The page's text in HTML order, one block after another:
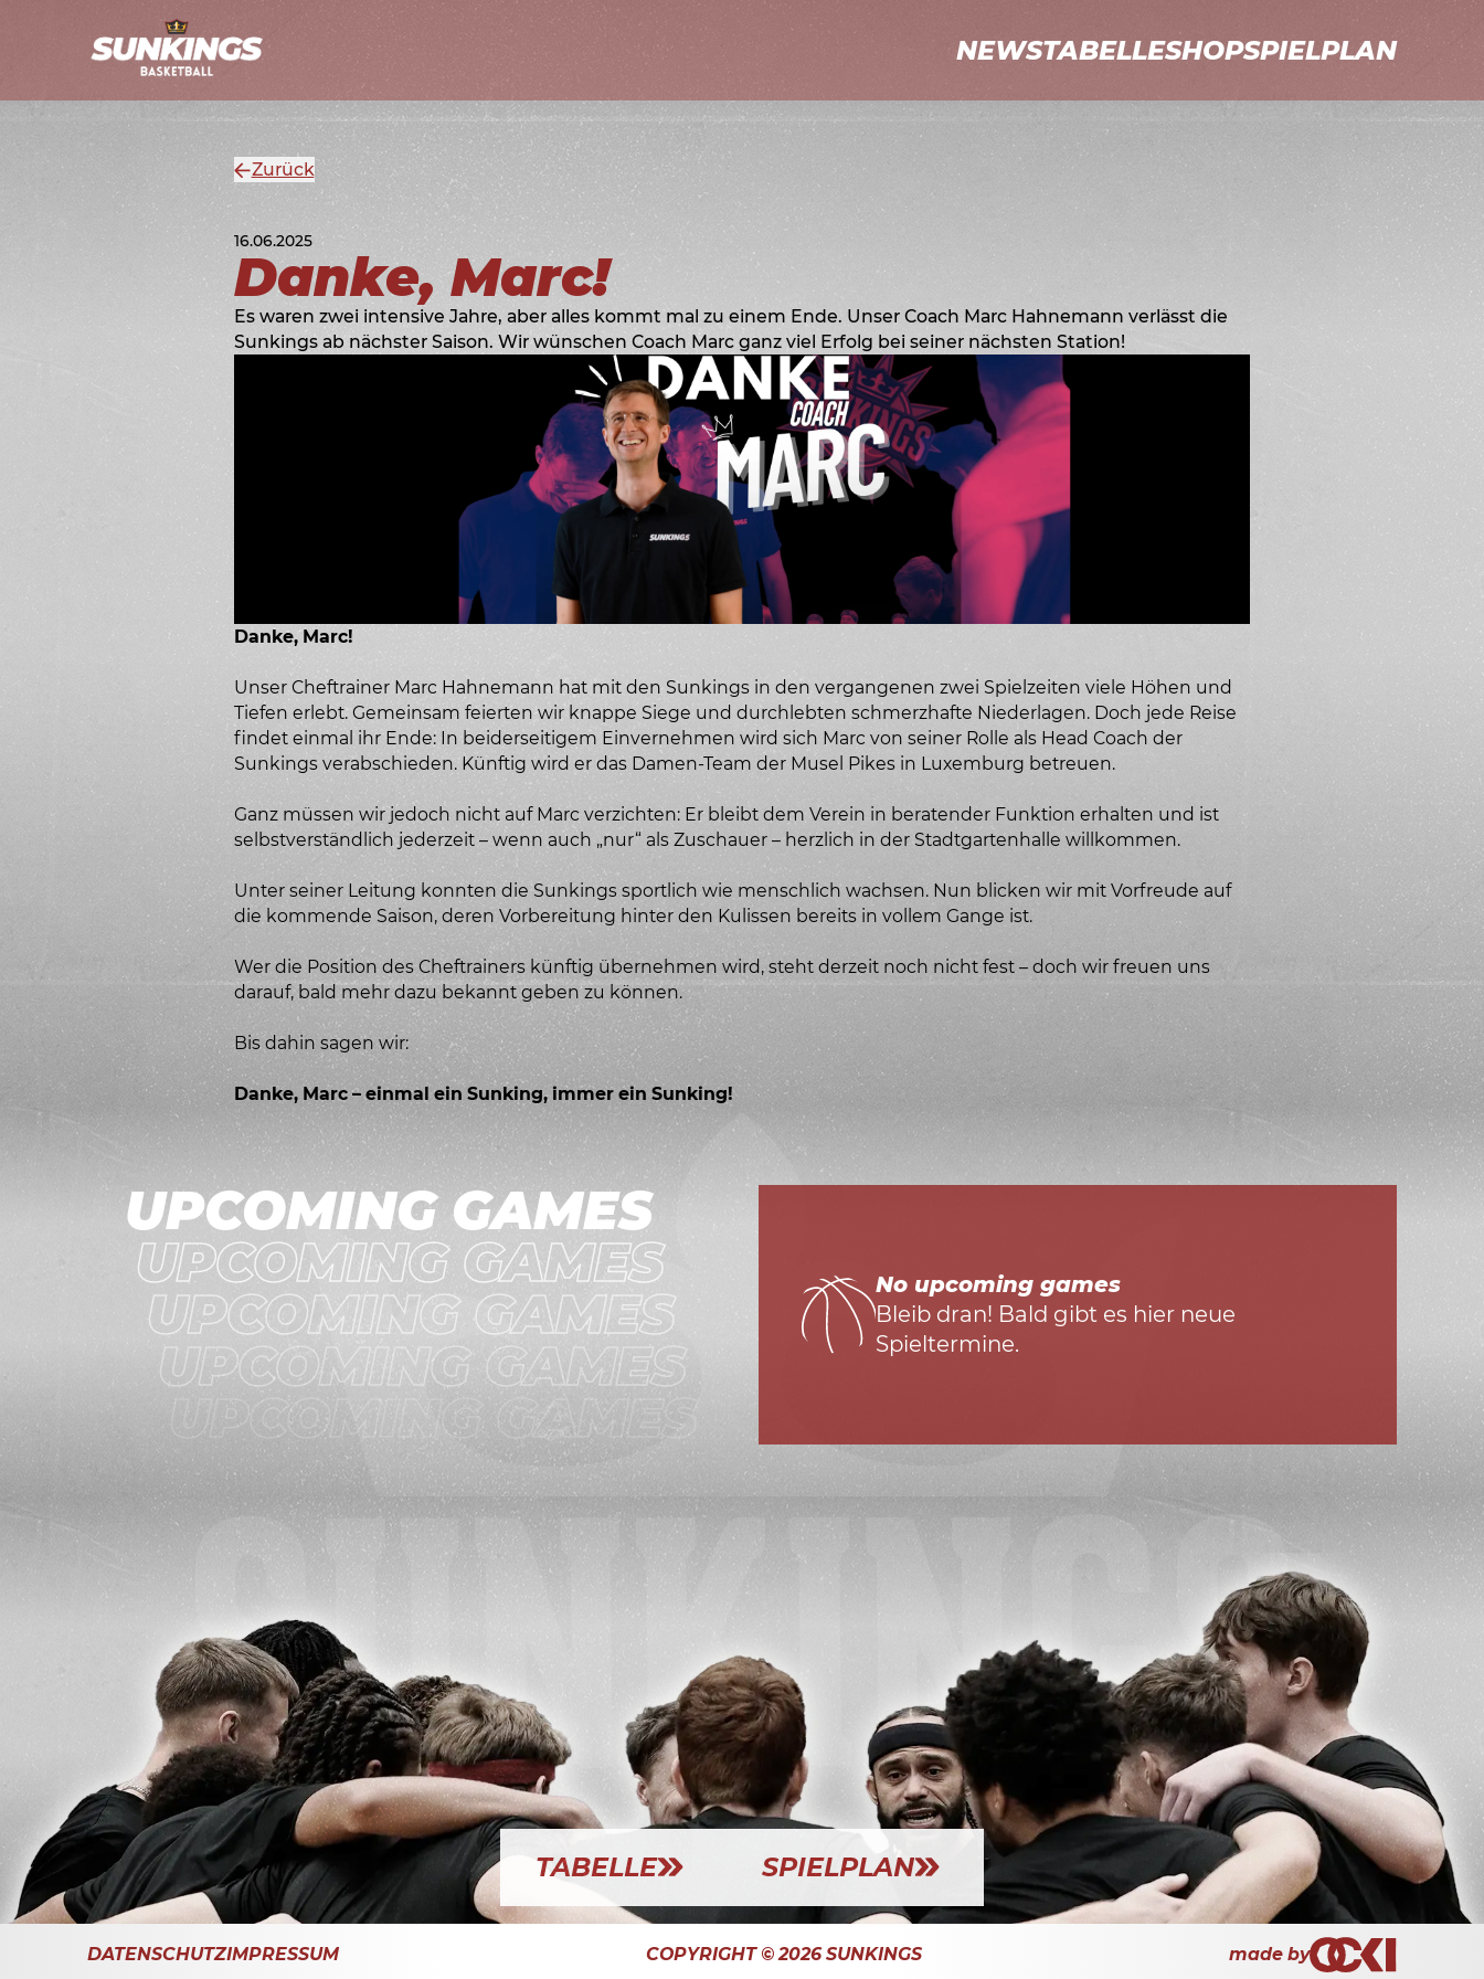
NEWSTABELLESHOPSPIELPLAN
TABELLE
SHOP
SPIELPLAN
Zurück
16.06.2025
Danke, Marc!
Es waren zwei intensive Jahre, aber alles kommt mal zu einem Ende. Unser Coach Marc Hahnemann verlässt die
Sunkings ab nächster Saison. Wir wünschen Coach Marc ganz viel Erfolg bei seiner nächsten Station!
Danke, Marc!
Unser Cheftrainer Marc Hahnemann hat mit den Sunkings in den vergangenen zwei Spielzeiten viele Höhen und
Tiefen erlebt. Gemeinsam feierten wir knappe Siege und durchlebten schmerzhafte Niederlagen. Doch jede Reise
findet einmal ihr Ende: In beiderseitigem Einvernehmen wird sich Marc von seiner Rolle als Head Coach der
Sunkings verabschieden. Künftig wird er das Damen-Team der Musel Pikes in Luxemburg betreuen.
Ganz müssen wir jedoch nicht auf Marc verzichten: Er bleibt dem Verein in beratender Funktion erhalten und ist
selbstverständlich jederzeit – wenn auch „nur“ als Zuschauer – herzlich in der Stadtgartenhalle willkommen.
Unter seiner Leitung konnten die Sunkings sportlich wie menschlich wachsen. Nun blicken wir mit Vorfreude auf
die kommende Saison, deren Vorbereitung hinter den Kulissen bereits in vollem Gange ist.
Wer die Position des Cheftrainers künftig übernehmen wird, steht derzeit noch nicht fest – doch wir freuen uns
darauf, bald mehr dazu bekannt geben zu können.
Bis dahin sagen wir:
Danke, Marc – einmal ein Sunking, immer ein Sunking!
UPCOMING GAMES
UPCOMING GAMES
UPCOMING GAMES
UPCOMING GAMES
UPCOMING GAMES
No upcoming games
Bleib dran! Bald gibt es hier neue
Spieltermine.
TABELLE SPIELPLAN
DATENSCHUTZIMPRESSUM COPYRIGHT © 2026 SUNKINGS made by